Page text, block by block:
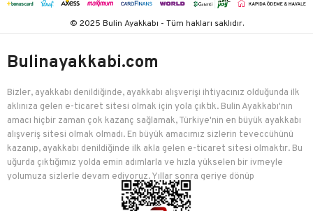
© 2025 Bulin Ayakkabı - Tüm hakları saklıdır.
Bulinayakkabi.com
Bizler, ayakkabı denildiğinde, ayakkabı alışverişi ihtiyacınız olduğunda ilk
aklınıza gelen e-ticaret sitesi olmak için yola çıktık. Bulin Ayakkabı'nın
amacı hiçbir zaman çok kazanç sağlamak, Türkiye'nin en büyük ayakkabı
alışveriş sitesi olmak olmadı. En büyük amacımız sizlerin teveccühünü
kazanıp, ayakkabı denildiğinde ilk akla gelen e-ticaret sitesi olmaktır. Bu
uğurda çıktığımız yolda emin adımlarla ve hızla yükselen bir ivmeyle
yolumuza sizlerle devam ediyoruz. Yıllar sonra geriye dönüp
baktığımızda birçok mutlu müşteriyi edindiğimiz için çok mutluyuz.